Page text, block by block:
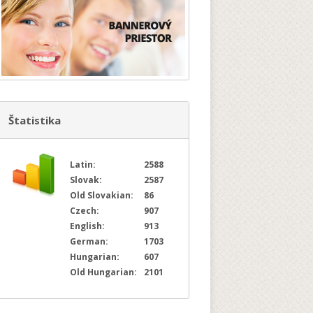
Štatistika
Latin:
2588
Slovak:
2587
Old Slovakian:
86
Czech:
907
English:
913
German:
1703
Hungarian:
607
Old Hungarian:
2101